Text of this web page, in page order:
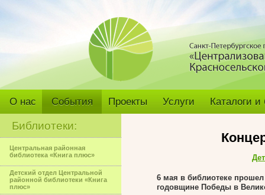
О нас События Проекты Услуги Каталоги
Библиотеки:
Центральная районная
библиотека «Книга плюс»
Детский отдел Центральной
районной библиотеки «Книга
плюс»
6 мая в библиотеке
годовщине Победы в